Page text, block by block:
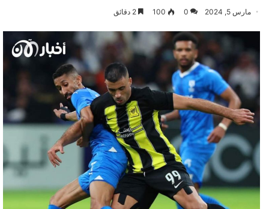
مارس 5, 2024 0
100